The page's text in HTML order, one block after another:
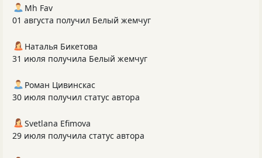
Mh Fav
01 августа получил Белый жемчуг
Наталья Бикетова
31 июля получила Белый жемчуг
Роман Цивинскас
30 июля получил статус автора
Svetlana Efimova
29 июля получила статус автора